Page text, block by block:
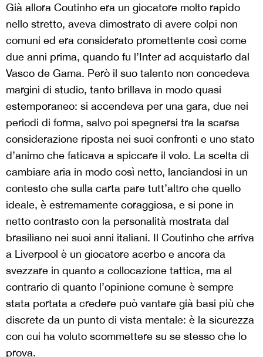
Già allora Coutinho era un giocatore molto rapido
nello stretto, aveva dimostrato di avere colpi non
comuni ed era considerato promettente così come
due anni prima, quando fu l’Inter ad acquistarlo dal
Vasco de Gama. Però il suo talento non concedeva
margini di studio, tanto brillava in modo quasi
estemporaneo: si accendeva per una gara, due nei
periodi di forma, salvo poi spegnersi tra la scarsa
considerazione riposta nei suoi confronti e uno stato
d’animo che faticava a spiccare il volo. La scelta di
cambiare aria in modo così netto, lanciandosi in un
contesto che sulla carta pare tutt’altro che quello
ideale, è estremamente coraggiosa, e si pone in
netto contrasto con la personalità mostrata dal
brasiliano nei suoi anni italiani. Il Coutinho che arriva
a Liverpool è un giocatore acerbo e ancora da
svezzare in quanto a collocazione tattica, ma al
contrario di quanto l’opinione comune è sempre
stata portata a credere può vantare già basi più che
discrete da un punto di vista mentale: è la sicurezza
con cui ha voluto scommettere su se stesso che lo
prova.